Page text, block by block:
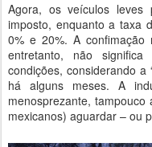
Agora, os veículos
imposto, enquanto a taxa
0% e 20%. A confimação
entretanto, não
condições, considerando a
há alguns meses. A
menosprezante,
mexicanos) aguardar – ou